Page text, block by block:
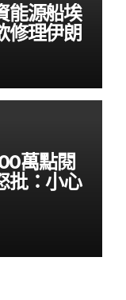
能源船埃
理伊朗
萬點閱
批：小心